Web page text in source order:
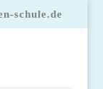
schule.de